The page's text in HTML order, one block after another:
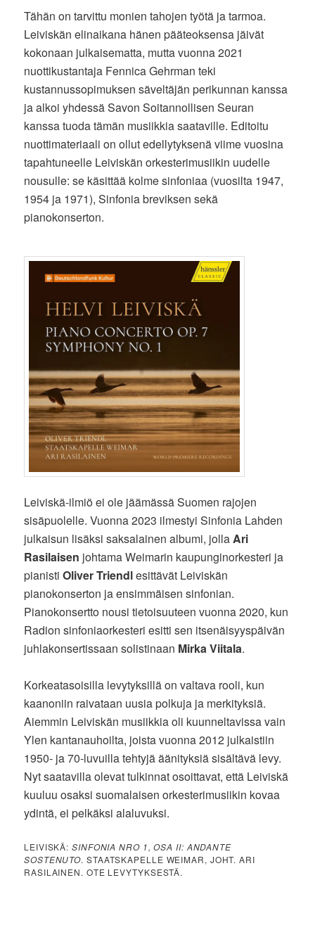
Tähän on tarvittu monien tahojen työtä ja tarmoa.
Leiviskän elinaikana hänen pääteoksensa jäivät
kokonaan julkaisematta, mutta vuonna 2021
nuottikustantaja Fennica Gehrman teki
kustannussopimuksen säveltäjän perikunnan kanssa
ja alkoi yhdessä Savon Soitannollisen Seuran
kanssa tuoda tämän musiikkia saataville. Editoitu
nuottimateriaali on ollut edellytyksenä viime vuosina
tapahtuneelle Leiviskän orkesterimusiikin uudelle
nousulle: se käsittää kolme sinfoniaa (vuosilta 1947,
1954 ja 1971), Sinfonia breviksen sekä
pianokonserton.
Leiviskä-ilmiö ei ole jäämässä Suomen rajojen
sisäpuolelle. Vuonna 2023 ilmestyi Sinfonia Lahden
julkaisun lisäksi saksalainen albumi, jollaAri
Rasilaisen johtama Weimarin kaupunginorkesteri ja
pianistiOliver Triendlesittävät Leiviskän
pianokonserton ja ensimmäisen sinfonian.
Pianokonsertto nousi tietoisuuteen vuonna 2020, kun
Radion sinfoniaorkesteri esitti sen itsenäisyyspäivän
juhlakonsertissaan solistinaan Mirka Viitala.
Korkeatasoisilla levytyksillä on valtava rooli, kun
kaanoniin raivataan uusia polkuja ja merkityksiä.
Aiemmin Leiviskän musiikkia oli kuunneltavissa vain
Ylen kantanauhoilta, joista vuonna 2012 julkaistiin
1950- ja 70-luvuilla tehtyjä äänityksiä sisältävä levy.
Nyt saatavilla olevat tulkinnat osoittavat, että Leiviskä
kuuluu osaksi suomalaisen orkesterimusiikin kovaa
ydintä, ei pelkäksi alaluvuksi.
LEIVISKÄ:SINFONIA NRO 1, OSA II: ANDANTE
SOSTENUTO. STAATSKAPELLE WEIMAR, JOHT. ARI
RASILAINEN. OTE LEVYTYKSESTÄ.